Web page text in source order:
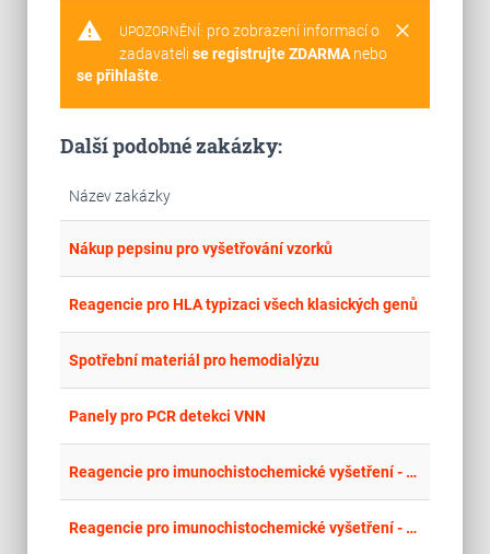
warning clear
UPOZORNĚNÍ: pro zobrazení informací o
zadavateli se registrujte ZDARMAnebo
se přihlašte.
Další podobné zakázky:
Název zakázky
Nákup pepsinu pro vyšetřování vzorků
Reagencie pro HLA typizaci všech klasických genů
Spotřební materiál pro hemodialýzu
Panely pro PCR detekci VNN
Reagencie pro imunochistochemické vyšetření - část 1 - Protilátky skupiny 1
Reagencie pro imunochistochemické vyšetření - část 4 - Protilátky skupiny 4